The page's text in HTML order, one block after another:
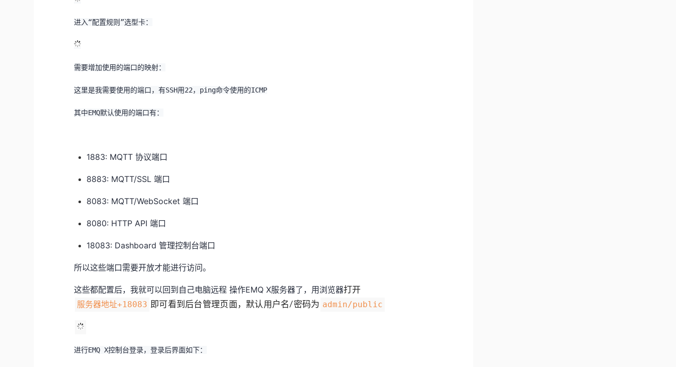
进入“配置规则”选型卡：
需要增加使用的端口的映射：
这里是我需要使用的端口，有SSH用22，ping命令使用的ICMP
其中EMQ默认使用的端口有：
1883: MQTT 协议端口
8883: MQTT/SSL 端口
8083: MQTT/WebSocket 端口
8080: HTTP API 端口
18083: Dashboard 管理控制台端口
所以这些端口需要开放才能进行访问。
这些都配置后，我就可以回到自己电脑远程 操作EMQ X服务器了，用浏览器打开
服务器地址+18083 即可看到后台管理页面，默认用户名/密码为 admin/public
进行EMQ X控制台登录，登录后界面如下：